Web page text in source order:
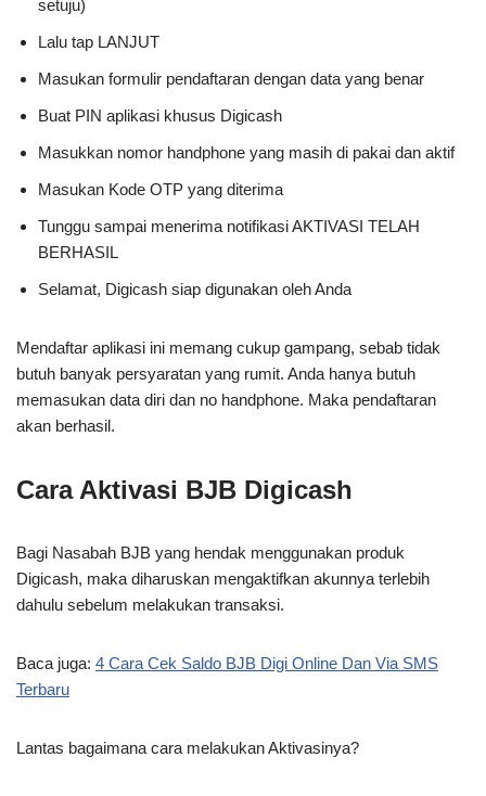
setuju)
Lalu tap LANJUT
Masukan formulir pendaftaran dengan data yang benar
Buat PIN aplikasi khusus Digicash
Masukkan nomor handphone yang masih di pakai dan aktif
Masukan Kode OTP yang diterima
Tunggu sampai menerima notifikasi AKTIVASI TELAH
BERHASIL
Selamat, Digicash siap digunakan oleh Anda
Mendaftar aplikasi ini memang cukup gampang, sebab tidak
butuh banyak persyaratan yang rumit. Anda hanya butuh
memasukan data diri dan no handphone. Maka pendaftaran
akan berhasil.
Cara Aktivasi BJB Digicash
Bagi Nasabah BJB yang hendak menggunakan produk
Digicash, maka diharuskan mengaktifkan akunnya terlebih
dahulu sebelum melakukan transaksi.
Baca juga: 4 Cara Cek Saldo BJB Digi Online Dan Via SMS
Terbaru
Lantas bagaimana cara melakukan Aktivasinya?